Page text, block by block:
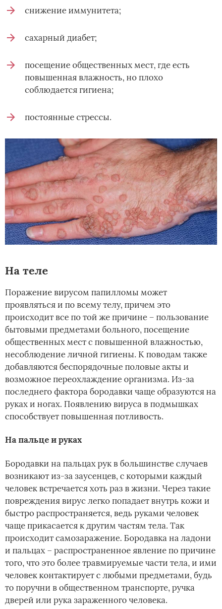
снижение иммунитета;
сахарный диабет;
посещение общественных мест, где есть
повышенная влажность, но плохо
соблюдается гигиена;
постоянные стрессы.
На теле
Поражение вирусом папилломы может
проявляться и по всему телу, причем это
происходит все по той же причине – пользование
бытовыми предметами больного, посещение
общественных мест с повышенной влажностью,
несоблюдение личной гигиены. К поводам также
добавляются беспорядочные половые акты и
возможное переохлаждение организма. Из-за
последнего фактора бородавки чаще образуются на
руках и ногах. Появлению вируса в подмышках
способствует повышенная потливость.
На пальце и руках
Бородавки на пальцах рук в большинстве случаев
возникают из-за заусенцев, с которыми каждый
человек встречается хоть раз в жизни. Через такие
повреждения вирус легко попадает внутрь кожи и
быстро распространяется, ведь руками человек
чаще прикасается к другим частям тела. Так
происходит самозаражение. Бородавка на ладони
и пальцах – распространенное явление по причине
того, что это более травмируемые части тела, и ими
человек контактирует с любыми предметами, будь
то поручни в общественном транспорте, ручка
дверей или рука зараженного человека.